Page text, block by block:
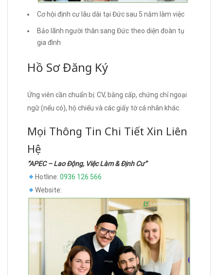
Cơ hội định cư lâu dài tại Đức sau 5 năm làm việc
Bảo lãnh người thân sang Đức theo diện đoàn tụ
gia đình
Hồ Sơ Đăng Ký
Ứng viên cần chuẩn bị: CV, bằng cấp, chứng chỉ ngoại
ngữ (nếu có), hộ chiếu và các giấy tờ cá nhân khác.
Mọi Thông Tin Chi Tiết Xin Liên
Hệ
“APEC – Lao Động, Việc Làm & Định Cư”
Hotline: 0936 126 566
Website: